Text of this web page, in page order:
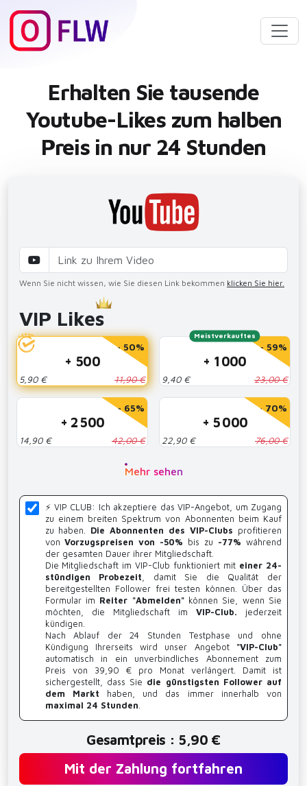
Erhalten Sie tausende
Youtube-Likes zum halben
Preis in nur 24 Stunden
Wenn Sie nicht wissen, wie Sie diesen Link bekommen klicken Sie hier.
VIP Likes
- 50%
+ 500
5,90 € 11,90 €
Meistverkauftes
- 59%
+ 1 000
9,40 € 23,00 €
- 65%
+ 2 500
14,90 € 42,00 €
- 70%
+ 5 000
22,90 € 76,00 €
Mehr sehen
⚡️ VIP CLUB: Ich akzeptiere das VIP-Angebot, um Zugang
zu einem breiten Spektrum von Abonnenten beim Kauf
zu haben. Die Abonnenten des VIP-Clubs profitieren
vonVorzugspreisen von -50% bis zu -77% während
der gesamten Dauer ihrer Mitgliedschaft.
Die Mitgliedschaft im VIP-Club funktioniert mit einer 24-
stündigen Probezeit , damit Sie die Qualität der
bereitgestellten Follower frei testen können. Über das
Formular im Reiter "Abmelden"können Sie, wenn Sie
möchten, die Mitgliedschaft im VIP-Club. jederzeit
kündigen.
Nach Ablauf der 24 Stunden Testphase und ohne
Kündigung Ihrerseits wird unser Angebot "VIP-Club"
automatisch in ein unverbindliches Abonnement zum
Preis von 39,90 € pro Monat verlängert. Damit ist
sichergestellt, dass Sie die günstigsten Follower auf
dem Markt haben, und das immer innerhalb von
maximal 24 Stunden
Gesamtpreis : 5,90 €
Mit der Zahlung fortfahren